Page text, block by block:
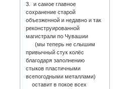
3. и самое главное
сохранение старой
объезженной и недавно и так
реконструированной
магистрали по Чувашии
(мы теперь не слышим
привычный стук колёс
благодаря заполнению
стыков пластичными
всепогодными металлами)
оставит в покое всех